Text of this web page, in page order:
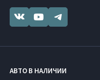
АВТО В НАЛИЧИИ